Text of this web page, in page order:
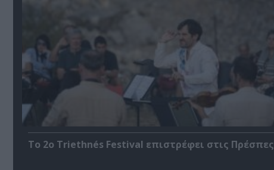
Το 2ο Triethnés Festival επιστρέφει στις Πρέσπες